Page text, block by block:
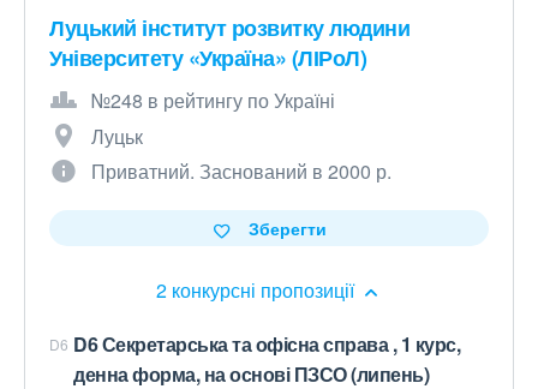
Луцький інститут розвитку людини
Університету «Україна» (ЛІРоЛ)
№248 в рейтингу по Україні
Луцьк
Приватний. Заснований в 2000 р.
2 конкурсні пропозиції
Зберегти
D6 D6 Секретарська та офісна справа , 1 курс,
денна форма, на основі ПЗСО (липень)